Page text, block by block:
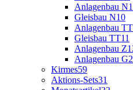
Anlagenbau N
Gleisbau N10
Anlagenbau TT
Gleisbau TT11
Anlagenbau Z
Anlagenbau G
Kirmes59
Aktions-Sets31